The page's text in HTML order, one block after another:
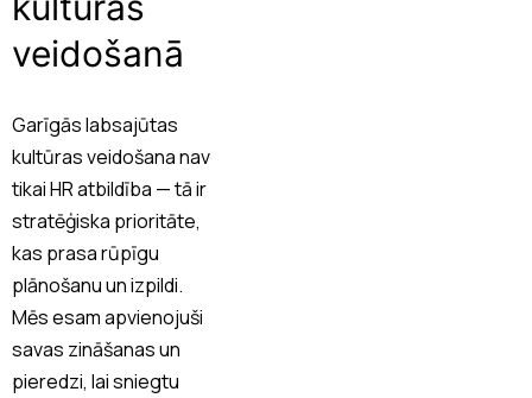
veidošanā
Garīgās labsajūtas
kultūras veidošana nav
tikai HR atbildība — tā ir
stratēģiska prioritāte,
kas prasa rūpīgu
plānošanu un izpildi.
Mēs esam apvienojuši
savas zināšanas un
pieredzi, lai sniegtu